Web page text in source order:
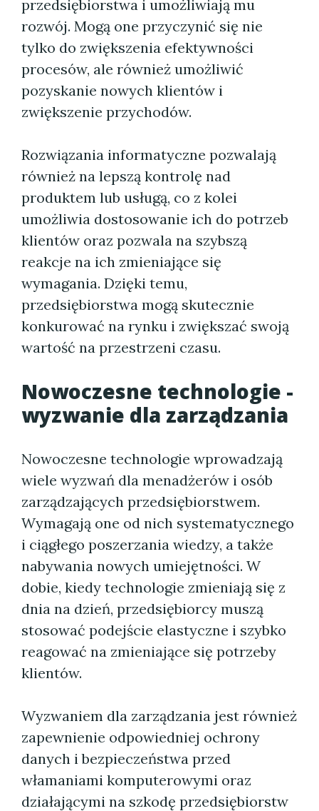
przedsiębiorstwa i umożliwiają mu
rozwój. Mogą one przyczynić się nie
tylko do zwiększenia efektywności
procesów, ale również umożliwić
pozyskanie nowych klientów i
zwiększenie przychodów.
Rozwiązania informatyczne pozwalają
również na lepszą kontrolę nad
produktem lub usługą, co z kolei
umożliwia dostosowanie ich do potrzeb
klientów oraz pozwala na szybszą
reakcje na ich zmieniające się
wymagania. Dzięki temu,
przedsiębiorstwa mogą skutecznie
konkurować na rynku i zwiększać swoją
wartość na przestrzeni czasu.
Nowoczesne technologie -
wyzwanie dla zarządzania
Nowoczesne technologie wprowadzają
wiele wyzwań dla menadżerów i osób
zarządzających przedsiębiorstwem.
Wymagają one od nich systematycznego
i ciągłego poszerzania wiedzy, a także
nabywania nowych umiejętności. W
dobie, kiedy technologie zmieniają się z
dnia na dzień, przedsiębiorcy muszą
stosować podejście elastyczne i szybko
reagować na zmieniające się potrzeby
klientów.
Wyzwaniem dla zarządzania jest również
zapewnienie odpowiedniej ochrony
danych i bezpieczeństwa przed
włamaniami komputerowymi oraz
działającymi na szkodę przedsiębiorstw